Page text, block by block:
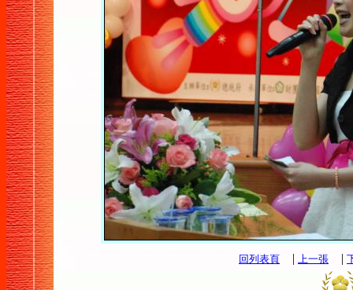
回列表頁 | 上一張 |